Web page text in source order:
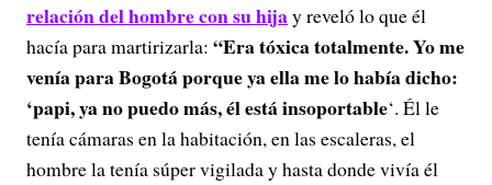
relación del hombre con su hijay reveló lo que él
hacía para martirizarla: “Era tóxica totalmente. Yo me
venía para Bogotá porque ya ella me lo había dicho:
‘papi, ya no puedo más, él está insoportable‘. Él le
tenía cámaras en la habitación, en las escaleras, el
hombre la tenía súper vigilada y hasta donde vivía él